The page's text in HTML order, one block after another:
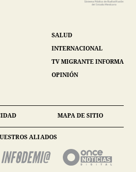
SALUD
INTERNACIONAL
TV MIGRANTE INFORMA
OPINIÓN
MAPA DE SITIO
ALIADOS